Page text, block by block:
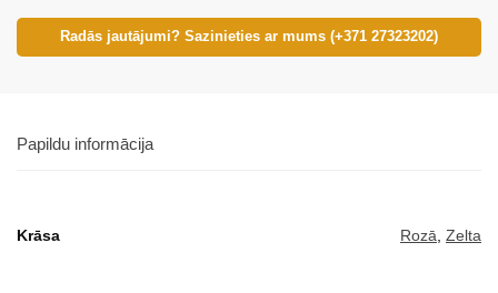
Radās jautājumi? Sazinieties ar mums (+371 27323202)
Papildu informācija
Krāsa Rozā Zelta